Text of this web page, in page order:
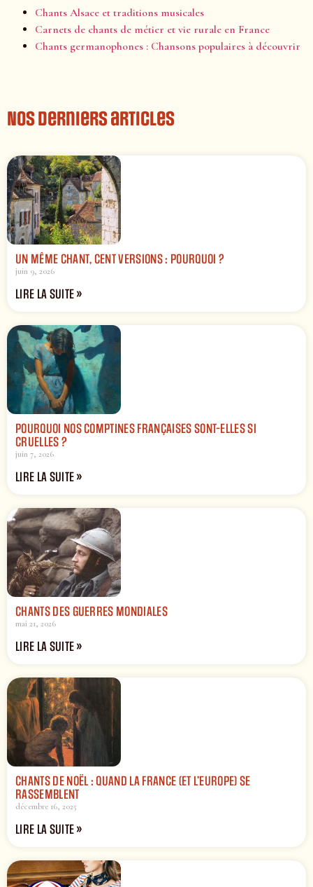
Chants Alsace et traditions musicales
Carnets de chants de métier et vie rurale en France
Chants germanophones : Chansons populaires à découvrir
Nos derniers articles
UN MÊME CHANT, CENT VERSIONS : POURQUOI ?
juin 9, 2026
LIRE LA SUITE »
POURQUOI NOS COMPTINES FRANÇAISES SONT-ELLES SI
CRUELLES ?
juin 7, 2026
LIRE LA SUITE »
CHANTS DES GUERRES MONDIALES
mai 21, 2026
LIRE LA SUITE »
CHANTS DE NOËL : QUAND LA FRANCE (ET L’EUROPE) SE
RASSEMBLENT
décembre 16, 2025
LIRE LA SUITE »